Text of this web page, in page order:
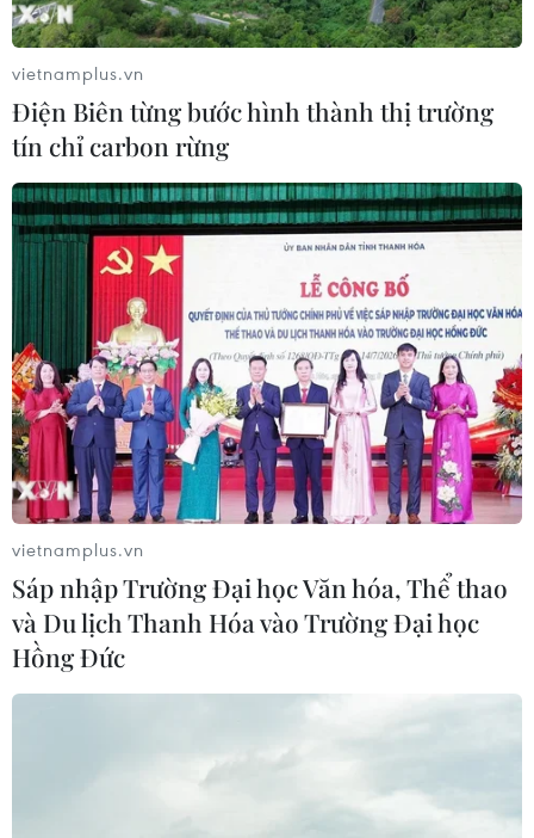
#Trưng cầu dân ý
#Khủng hoảng nhập cư
Theo dõi VietnamPlus
TIN LIÊN QUAN
Những sự kiện nổi bật của
thế giới trong năm 2016
vietnamplus.vn
Điện Biên từng bước hình thành thị trường
tín chỉ carbon rừng
vietnamplus.vn
Sáp nhập Trường Đại học Văn hóa, Thể thao
và Du lịch Thanh Hóa vào Trường Đại học
Hồng Đức